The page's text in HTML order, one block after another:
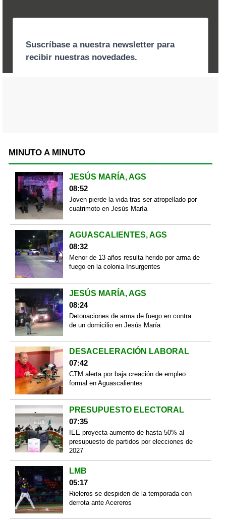
MINUTO A MINUTO
JESÚS MARÍA, AGS
08:52
Joven pierde la vida tras ser atropellado por
cuatrimoto en Jesús María
AGUASCALIENTES, AGS
08:32
Menor de 13 años resulta herido por arma de
fuego en la colonia Insurgentes
JESÚS MARÍA, AGS
08:24
Detonaciones de arma de fuego en contra
de un domicilio en Jesús María
DESACELERACIÓN LABORAL
07:42
CTM alerta por baja creación de empleo
formal en Aguascalientes
PRESUPUESTO ELECTORAL
07:35
IEE proyecta aumento de hasta 50% al
presupuesto de partidos por elecciones de
2027
LMB
05:17
Rieleros se despiden de la temporada con
derrota ante Acereros